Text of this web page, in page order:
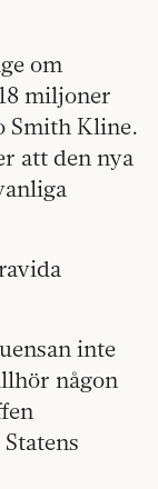
om
miljoner
Smith Kline.
att den nya
inte
någon